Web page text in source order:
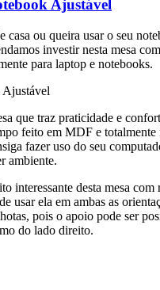
Ajustável
casa ou queira usar o seu
investir nesta mesa
para laptop e notebooks.
Ajustável
que traz praticidade e
feito em MDF e totalmente
fazer uso do seu
ambiente.
interessante desta mesa com
usar ela em ambas as
pois o apoio pode ser
do lado direito.